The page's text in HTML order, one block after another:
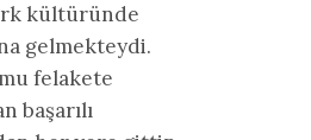
kültüründe
gelmekteydi.
felakete
başarılı